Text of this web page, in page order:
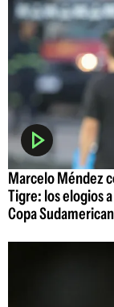
Marcelo Méndez
Tigre: los elogios
Copa